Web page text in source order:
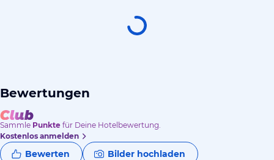
Bewertungen
Sammle Punkte für Deine Hotelbewertung.
Kostenlos anmelden
Bewerten Bilder hochladen